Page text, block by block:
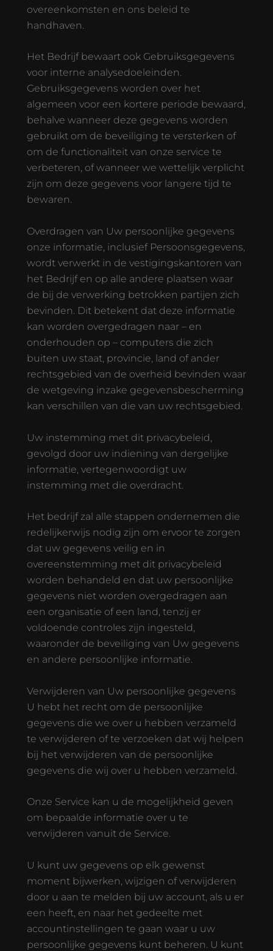
overeenkomsten en ons beleid te
handhaven.
Het Bedrijf bewaart ook Gebruiksgegevens
voor interne analysedoeleinden.
Gebruiksgegevens worden over het
algemeen voor een kortere periode bewaard,
behalve wanneer deze gegevens worden
gebruikt om de beveiliging te versterken of
om de functionaliteit van onze service te
verbeteren, of wanneer we wettelijk verplicht
zijn om deze gegevens voor langere tijd te
bewaren.
Overdragen van Uw persoonlijke gegevens
onze informatie, inclusief Persoonsgegevens,
wordt verwerkt in de vestigingskantoren van
het Bedrijf en op alle andere plaatsen waar
de bij de verwerking betrokken partijen zich
bevinden. Dit betekent dat deze informatie
kan worden overgedragen naar – en
onderhouden op – computers die zich
buiten uw staat, provincie, land of ander
rechtsgebied van de overheid bevinden waar
de wetgeving inzake gegevensbescherming
kan verschillen van die van uw rechtsgebied.
Uw instemming met dit privacybeleid,
gevolgd door uw indiening van dergelijke
informatie, vertegenwoordigt uw
instemming met die overdracht.
Het bedrijf zal alle stappen ondernemen die
redelijkerwijs nodig zijn om ervoor te zorgen
dat uw gegevens veilig en in
overeenstemming met dit privacybeleid
worden behandeld en dat uw persoonlijke
gegevens niet worden overgedragen aan
een organisatie of een land, tenzij er
voldoende controles zijn ingesteld,
waaronder de beveiliging van Uw gegevens
en andere persoonlijke informatie.
Verwijderen van Uw persoonlijke gegevens
U hebt het recht om de persoonlijke
gegevens die we over u hebben verzameld
te verwijderen of te verzoeken dat wij helpen
bij het verwijderen van de persoonlijke
gegevens die wij over u hebben verzameld.
Onze Service kan u de mogelijkheid geven
om bepaalde informatie over u te
verwijderen vanuit de Service.
U kunt uw gegevens op elk gewenst
moment bijwerken, wijzigen of verwijderen
door u aan te melden bij uw account, als u er
een heeft, en naar het gedeelte met
accountinstellingen te gaan waar u uw
persoonlijke gegevens kunt beheren. U kunt